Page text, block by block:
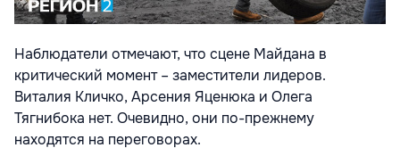
Наблюдатели отмечают, что сцене Майдана в
критический момент – заместители лидеров.
Виталия Кличко, Арсения Яценюка и Олега
Тягнибока нет. Очевидно, они по-прежнему
находятся на переговорах.